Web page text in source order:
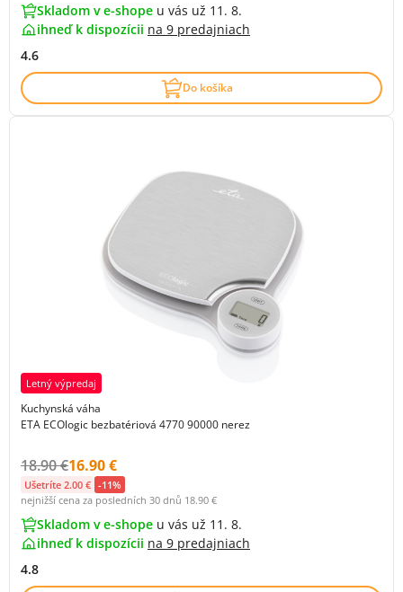
Skladom v e-shope u vás už 11. 8.
ihneď k dispozícii na 9 predajniach
4.6
Do košíka
Letný výpredaj
Kuchynská váha
ETA ECOlogic bezbatériová 4770 90000 nerez
Původní cena s DPH:
18.90 €Cena s DPH:
16.90 €
Ušetríte 2.00 € -11%
nejnižší cena za posledních 30 dnů 18.90 €
Skladom v e-shope u vás už 11. 8.
ihneď k dispozícii na 9 predajniach
4.8